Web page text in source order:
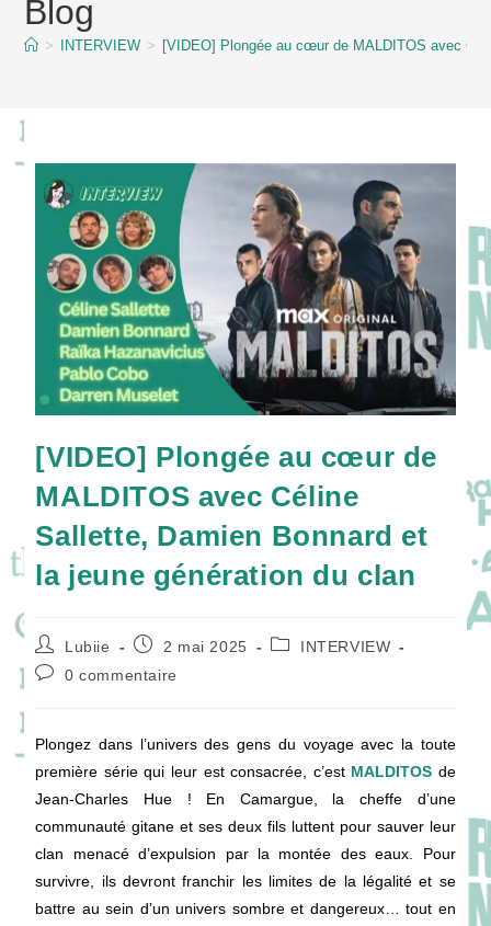
contentBlog
> INTERVIEW > [VIDEO] Plongée au cœur de MALDITOS avec
[VIDEO] Plongée au cœur de
MALDITOS avec Céline
Sallette, Damien Bonnard et
la jeune génération du clan
Auteur/autrice
de
la
Lubiie
Publication
2 mai 2025
PostINTERVIEW
Commentaires
0 commentaire
Plongez dans l’univers des gens du voyage avec la toute
première série qui leur est consacrée, c’est MALDITOS de
Jean-Charles Hue ! En Camargue, la cheffe d’une
communauté gitane et ses deux fils luttent pour sauver leur
clan menacé d’expulsion par la montée des eaux. Pour
survivre, ils devront franchir les limites de la légalité et se
battre au sein d’un univers sombre et dangereux… tout en